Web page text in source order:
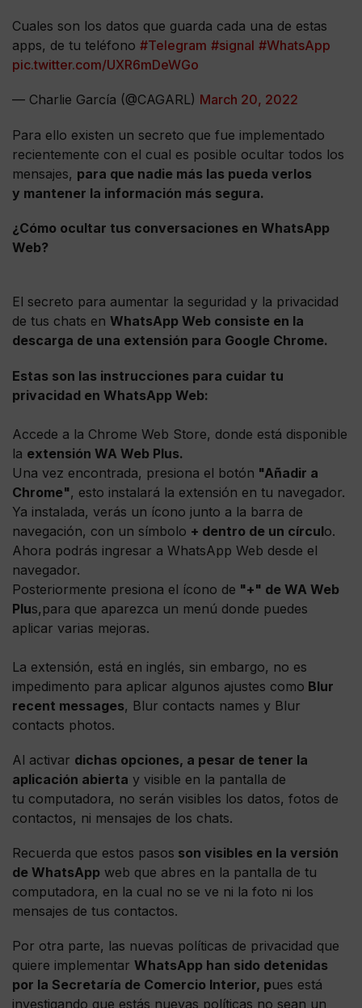
Cuales son los datos que guarda cada una de estas
apps, de tu teléfono #Telegram #signal #WhatsApp
pic.twitter.com/UXR6mDeWGo
— Charlie García (@CAGARL) March 20, 2022
Para ello existen un secreto que fue implementado
recientemente con el cual es posible ocultar todos los
mensajes, para que nadie más las pueda verlos
y mantener la información más segura.
¿Cómo ocultar tus conversaciones en WhatsApp
Web?
El secreto para aumentar la seguridad y la privacidad
de tus chats en WhatsApp Web consiste en la
descarga de una extensión para Google Chrome.
Estas son las instrucciones para cuidar tu
privacidad en WhatsApp Web:
Accede a la Chrome Web Store, donde está disponible
la extensión WA Web Plus.
Una vez encontrada, presiona el botón "Añadir a
Chrome", esto instalará la extensión en tu navegador.
Ya instalada, verás un ícono junto a la barra de
navegación, con un símbolo + dentro de un círculo.
Ahora podrás ingresar a WhatsApp Web desde el
navegador.
Posteriormente presiona el ícono de "+" de WA Web
Plus,para que aparezca un menú donde puedes
aplicar varias mejoras.
La extensión, está en inglés, sin embargo, no es
impedimento para aplicar algunos ajustes como Blur
recent messages, Blur contacts names y Blur
contacts photos.
Al activar dichas opciones, a pesar de tener la
aplicación abierta y visible en la pantalla de
tu computadora, no serán visibles los datos, fotos de
contactos, ni mensajes de los chats.
Recuerda que estos pasos son visibles en la versión
de WhatsApp web que abres en la pantalla de tu
computadora, en la cual no se ve ni la foto ni los
mensajes de tus contactos.
Por otra parte, las nuevas políticas de privacidad que
quiere implementar WhatsApp han sido detenidas
por la Secretaría de Comercio Interior, pues está
investigando que estás nuevas políticas no sean un